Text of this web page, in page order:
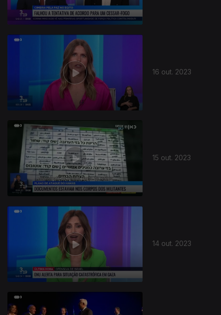
16 out. 2023
15 out. 2023
14 out. 2023